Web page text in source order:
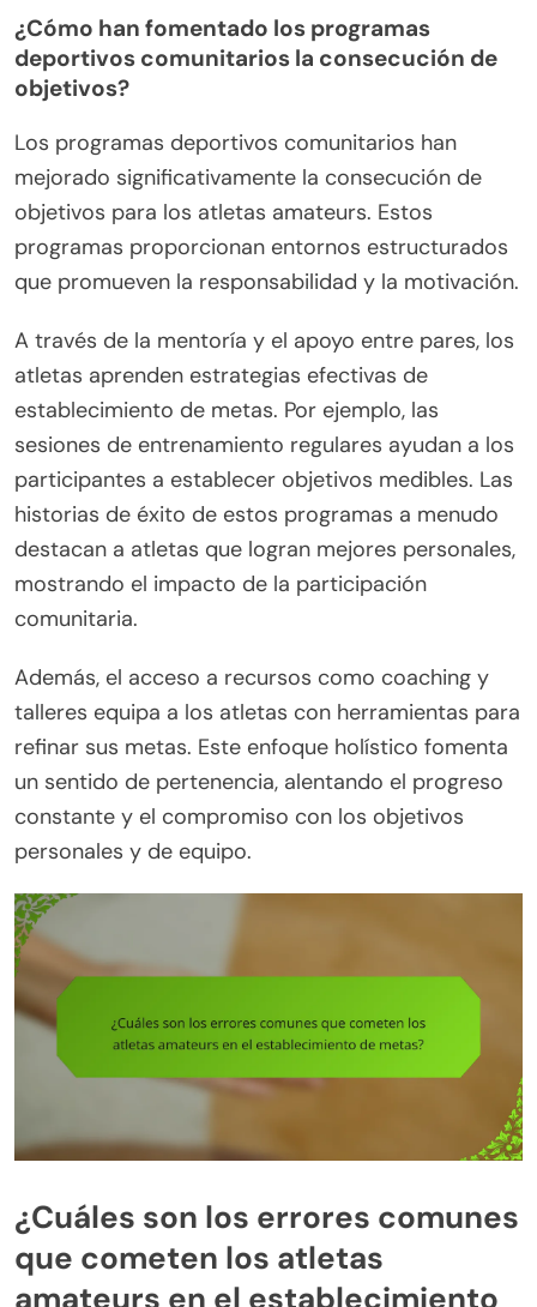
¿Cómo han fomentado los programas
deportivos comunitarios la consecución de
objetivos?
Los programas deportivos comunitarios han
mejorado significativamente la consecución de
objetivos para los atletas amateurs. Estos
programas proporcionan entornos estructurados
que promueven la responsabilidad y la motivación.
A través de la mentoría y el apoyo entre pares, los
atletas aprenden estrategias efectivas de
establecimiento de metas. Por ejemplo, las
sesiones de entrenamiento regulares ayudan a los
participantes a establecer objetivos medibles. Las
historias de éxito de estos programas a menudo
destacan a atletas que logran mejores personales,
mostrando el impacto de la participación
comunitaria.
Además, el acceso a recursos como coaching y
talleres equipa a los atletas con herramientas para
refinar sus metas. Este enfoque holístico fomenta
un sentido de pertenencia, alentando el progreso
constante y el compromiso con los objetivos
personales y de equipo.
¿Cuáles son los errores comunes
que cometen los atletas
amateurs en el establecimiento